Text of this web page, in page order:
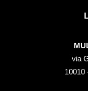
via
10010